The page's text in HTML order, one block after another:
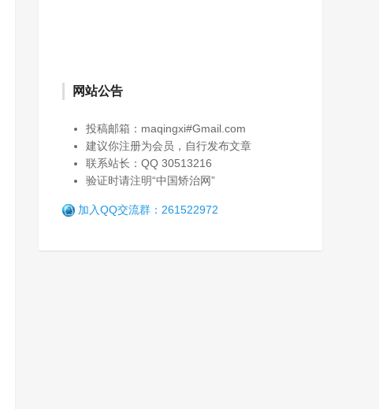
网站公告
投稿邮箱：maqingxi#Gmail.com
建议你注册为会员，自行发布文章
联系站长：QQ 30513216
验证时请注明“中国矫治网”
加入QQ交流群：261522972